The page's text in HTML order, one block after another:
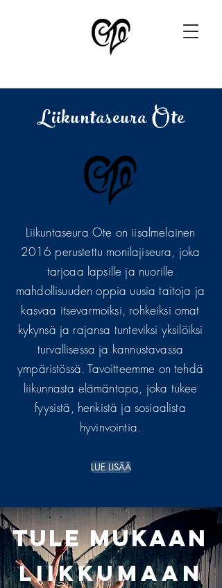
Liikuntaseura Ote
Liikuntaseura Ote on iisalmelainen
2016 perustettu monilajiseura, joka
tarjoaa lapsille ja nuorille
mahdollisuuden oppia uusia taitoja ja
kasvaa itsevarmoiksi, rohkeiksi omat
kykynsä ja rajansa tunteviksi yksilöiksi
turvallisessa ja kannustavassa
ympäristössä. Tavoitteemme on tehdä
liikunnasta elämäntapa, joka tukee
fyysistä, henkistä ja sosiaalista
hyvinvointia.
LUE LISÄÄ
TULE MUKAAN
LIIKKUMAAN